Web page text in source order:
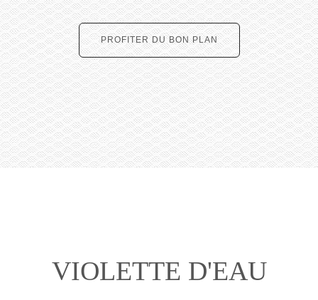
PROFITER DU BON PLAN
VIOLETTE D'EAU